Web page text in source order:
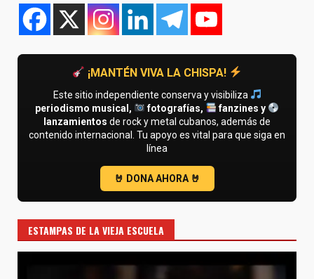
¡MANTÉN VIVA LA CHISPA!
Este sitio independiente conserva y visibiliza
periodismo musical,
fotografías,
fanzines y
lanzamientos de rock y metal cubanos, además de
contenido internacional. Tu apoyo es vital para que siga en
línea
ESTAMPAS DE LA VIEJA ESCUELA